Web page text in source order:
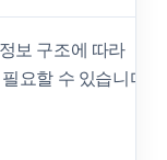
보 구조에 따라
요할 수 있습니다.